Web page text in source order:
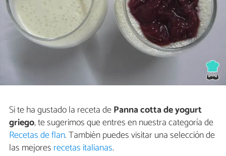
Si te ha gustado la receta dePanna cotta de yogurt
griego, te sugerimos que entres en nuestra categoría de
Recetas de flan. También puedes visitar una selección de
las mejores recetas italianas.